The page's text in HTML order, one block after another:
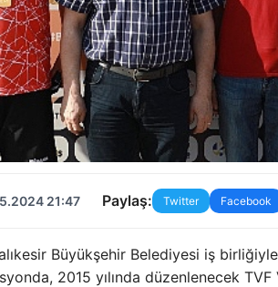
21:47 Paylaş: Twitter Facebook
Büyükşehir Belediyesi iş
2015 yılında düzenlenecek